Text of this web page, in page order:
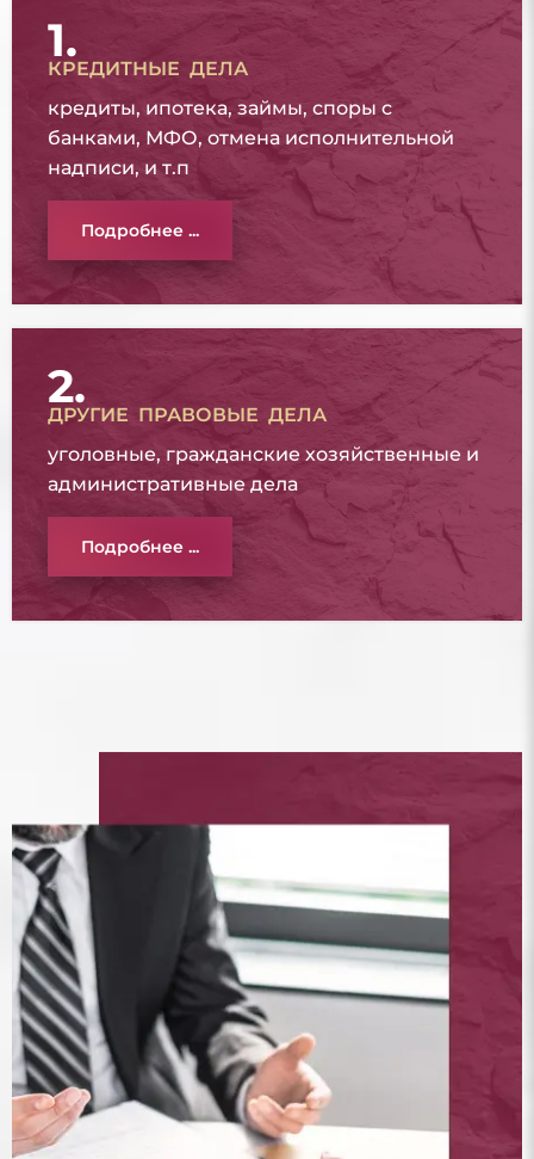
1.
КРЕДИТНЫЕ ДЕЛА
кредиты, ипотека, займы, споры с
банками, МФО, отмена исполнительной
надписи, и т.п
Подробнее ...
2.
ДРУГИЕ ПРАВОВЫЕ ДЕЛА
уголовные, гражданские хозяйственные и
административные дела
Подробнее ...